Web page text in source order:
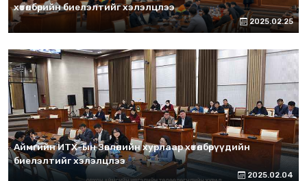
хөтөлбөрийн биелэлтийг хэлэлцлээ
2025.02.25
Аймгийн ИТХ-ын Зөвлөлийн хурлаар хөтөлбөрүүдийн
биелэлтийг хэлэлцлээ
2025.02.04